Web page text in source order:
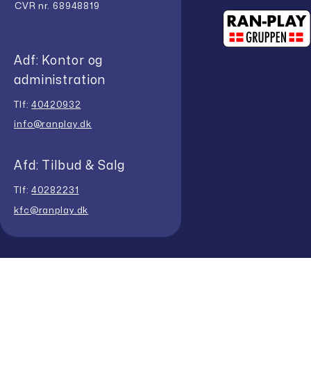
CVR nr. 68948819
Adf: Kontor og
administration
Tlf:40420932
info@ranplay.dk
Afd: Tilbud & Salg
Tlf:40282231
kfc@ranplay.dk